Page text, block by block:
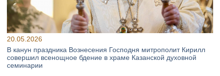
20.05.2026
В канун праздника Вознесения Господня митрополит Кирилл
совершил всенощное бдение в храме Казанской духовной
семинарии